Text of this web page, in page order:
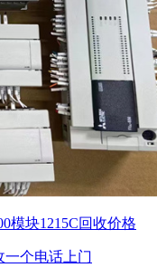
模块1215C回收价格
个电话上门